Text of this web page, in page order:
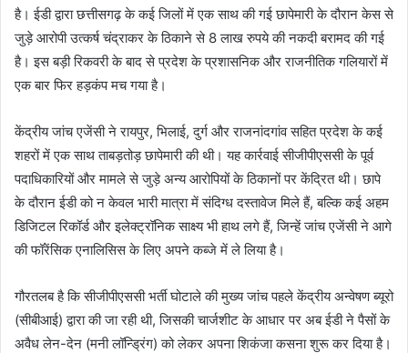
है। ईडी द्वारा छत्तीसगढ़ के कई जिलों में एक साथ की गई छापेमारी के दौरान केस से
जुड़े आरोपी उत्कर्ष चंद्राकर के ठिकाने से 8 लाख रुपये की नकदी बरामद की गई
है। इस बड़ी रिकवरी के बाद से प्रदेश के प्रशासनिक और राजनीतिक गलियारों में
एक बार फिर हड़कंप मच गया है।
केंद्रीय जांच एजेंसी ने रायपुर, भिलाई, दुर्ग और राजनांदगांव सहित प्रदेश के कई
शहरों में एक साथ ताबड़तोड़ छापेमारी की थी। यह कार्रवाई सीजीपीएससी के पूर्व
पदाधिकारियों और मामले से जुड़े अन्य आरोपियों के ठिकानों पर केंद्रित थी। छापे
के दौरान ईडी को न केवल भारी मात्रा में संदिग्ध दस्तावेज मिले हैं, बल्कि कई अहम
डिजिटल रिकॉर्ड और इलेक्ट्रॉनिक साक्ष्य भी हाथ लगे हैं, जिन्हें जांच एजेंसी ने आगे
की फॉरेंसिक एनालिसिस के लिए अपने कब्जे में ले लिया है।
गौरतलब है कि सीजीपीएससी भर्ती घोटाले की मुख्य जांच पहले केंद्रीय अन्वेषण ब्यूरो
(सीबीआई) द्वारा की जा रही थी, जिसकी चार्जशीट के आधार पर अब ईडी ने पैसों के
अवैध लेन-देन (मनी लॉन्ड्रिंग) को लेकर अपना शिकंजा कसना शुरू कर दिया है।